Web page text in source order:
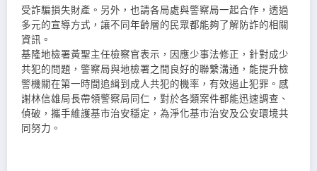
受詐騙損失財產。另外，也請各局處與警察局一起合作，透過
多元的宣導方式，讓不同年齡層的民眾都能夠了解防詐的相關
資訊。
基隆地檢署黃聖主任檢察官表示，因應少事法修正，針對成少
共犯的問題，警察局與地檢署之間良好的聯繫溝通，能提升檢
警機關在第一時間追緝到成人共犯的機率，有效遏止犯罪。感
謝林信雄局長帶領警察局同仁，對於各類案件都能迅速調查、
偵破，攜手維護基市治安穩定，為淨化基市治安及公安環境共
同努力。